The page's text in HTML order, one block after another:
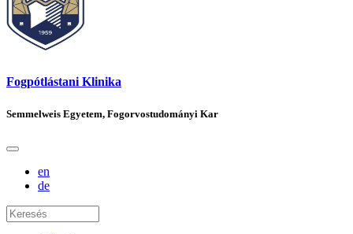
Fogpótlástani Klinika
Semmelweis Egyetem, Fogorvostudományi Kar
en
de